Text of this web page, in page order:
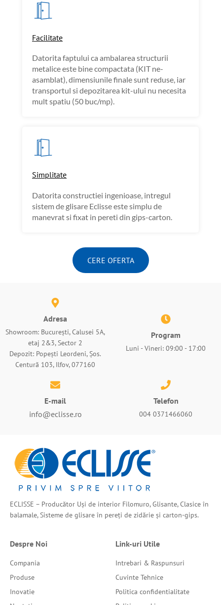
Facilitate
Datorita faptului ca ambalarea structurii
metalice este bine compactata (KIT ne-
asamblat), dimensiunile finale sunt reduse, iar
transportul si depozitarea kit-ului nu necesita
mult spatiu (50 buc/mp).
Simplitate
Datorita constructiei ingenioase, intregul
sistem de glisare Eclisse este simplu de
manevrat si fixat in pereti din gips-carton.
CERE OFERTA
Adresa
Showroom: București, Calusei 5A,
etaj 2&3, Sector 2
Depozit: Popești Leordeni, Șos.
Centură 103, Ilfov, 077160
Program
Luni - Vineri: 09:00 - 17:00
E-mail
info@eclisse.ro
Telefon
004 0371466060
ECLISSE – Producător Uși de interior Filomuro, Glisante, Clasice în
balamale, Sisteme de glisare în pereți de zidărie și carton-gips.
Despre Noi
Compania
Produse
Inovatie
Link-uri Utile
Intrebari & Raspunsuri
Cuvinte Tehnice
Politica confidentialitate